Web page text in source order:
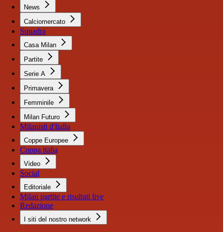
News
Calciomercato
Squadra
Casa Milan
Partite
Serie A
Primavera
Femminile
Milan Futuro
Milanisti d'Italia
Coppe Europee
Coppa italia
Video
Social
Editoriale
Milan partite e risultati live
Redazione
I siti del nostro network